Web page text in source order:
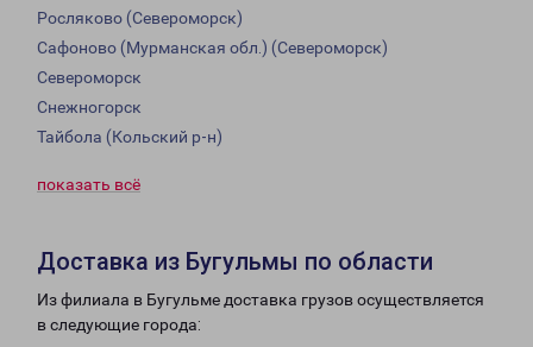
Росляково (Североморск)
Сафоново (Мурманская обл.) (Североморск)
Североморск
Снежногорск
Тайбола (Кольский р-н)
показать всё
Доставка из Бугульмы по области
Из филиала в Бугульме доставка грузов осуществляется
в следующие города: